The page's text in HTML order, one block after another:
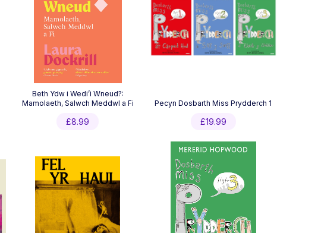
Beth Ydw i Wedi’i Wneud?:
Mamolaeth, Salwch Meddwl a Fi
£8.99
Pecyn Dosbarth Miss Prydderch 1
£19.99